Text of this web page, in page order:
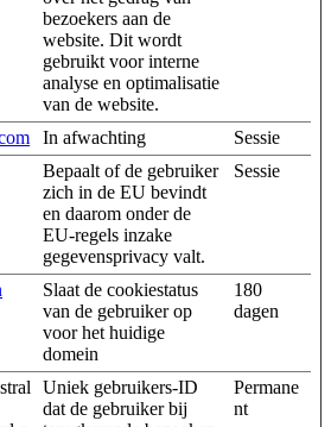
bezoekers aan de
website. Dit wordt
gebruikt voor interne
analyse en optimalisatie
van de website.
In afwachting
Sessie
Bepaalt of de gebruiker
zich in de EU bevindt
en daarom onder de
EU-regels inzake
gegevensprivacy valt.
Sessie
Slaat de cookiestatus
van de gebruiker op
voor het huidige
domein
180
dagen
Uniek gebruikers-ID
dat de gebruiker bij
Permane
nt